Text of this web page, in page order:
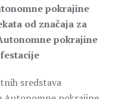
pokrajine
od značaja za
pokrajine
sredstava